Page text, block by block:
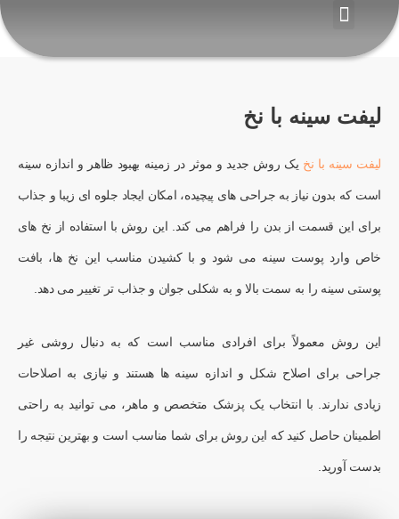
پرش
به
محتوا
لیفت سینه با نخ
لیفت سینه با نخ یک روش جدید و موثر در زمینه بهبود ظاهر و اندازه سینه
است که بدون نیاز به جراحی های پیچیده، امکان ایجاد جلوه ای زیبا و جذاب
برای این قسمت از بدن را فراهم می کند. این روش با استفاده از نخ های
خاص وارد پوست سینه می شود و با کشیدن مناسب این نخ ها، بافت
پوستی سینه را به سمت بالا و به شکلی جوان و جذاب تر تغییر می دهد.
این روش معمولاً برای افرادی مناسب است که به دنبال روشی غیر
جراحی برای اصلاح شکل و اندازه سینه ها هستند و نیازی به اصلاحات
زیادی ندارند. با انتخاب یک پزشک متخصص و ماهر، می توانید به راحتی
اطمینان حاصل کنید که این روش برای شما مناسب است و بهترین نتیجه را
بدست آورید.